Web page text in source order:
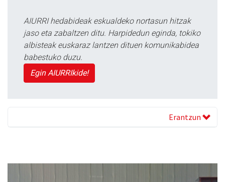
AIURRI hedabideak eskualdeko nortasun hitzak
jaso eta zabaltzen ditu. Harpidedun eginda, tokiko
albisteak euskaraz lantzen dituen komunikabidea
babestuko duzu.
Egin AIURRIkide!
Erantzun